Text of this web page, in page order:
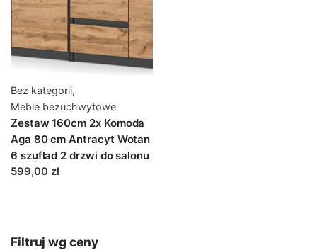
Filtruj wg ceny
Bez kategorii,
Meble bezuchwytowe
Zestaw 160cm 2x Komoda
Aga 80 cm Antracyt Wotan
6 szuflad 2 drzwi do salonu
599,00 zł